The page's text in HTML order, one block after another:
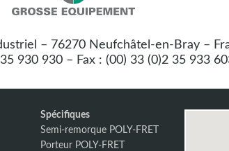
coordonnées
Equipement
– 76270 Neufchâtel-en-Bray –
35 930 930 – Fax : (00) 33 (0)2 35 933
Spécifiques
Semi-remorque POLY-FRET
Porteur POLY-FRET